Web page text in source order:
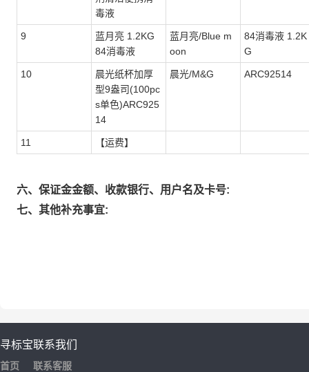
毒液
9
蓝月亮 1.2KG
84消毒液
蓝月亮/Blue m
oon
84消毒液 1.2K
G
10
晨光纸杯加厚
型9盎司(100pc
s单色)ARC925
14
晨光/M&G ARC92514
11 【运费】
六、保证金金额、收款银行、用户名及卡号:
七、其他补充事宜:
寻标宝
首页
联系我们
联系客服